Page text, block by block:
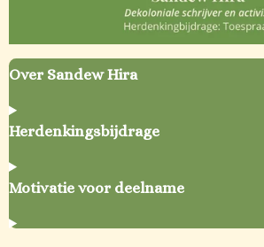
Over Sandew Hira
Herdenkingsbijdrage
Motivatie voor deelname